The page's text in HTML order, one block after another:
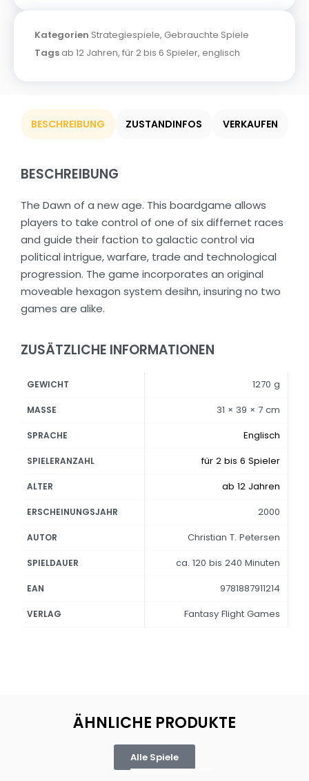
Kategorien Strategiespiele, Gebrauchte Spiele
Tags ab 12 Jahren, für 2 bis 6 Spieler, englisch
BESCHREIBUNG ZUSTANDINFOS VERKAUFEN
BESCHREIBUNG
The Dawn of a new age. This boardgame allows
players to take control of one of six differnet races
and guide their faction to galactic control via
political intrigue, warfare, trade and technological
progression. The game incorporates an original
moveable hexagon system desihn, insuring no two
games are alike.
ZUSÄTZLICHE INFORMATIONEN
GEWICHT 1270 g
MASSE 31 × 39 × 7 cm
SPRACHE Englisch
SPIELERANZAHL für 2 bis 6 Spieler
ALTER ab 12 Jahren
ERSCHEINUNGSJAHR 2000
AUTOR Christian T. Petersen
SPIELDAUER ca. 120 bis 240 Minuten
EAN 9781887911214
VERLAG Fantasy Flight Games
ÄHNLICHE PRODUKTE
Alle Spiele